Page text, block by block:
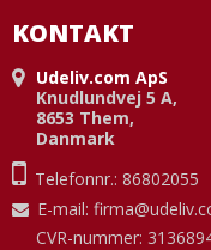
KONTAKT
Udeliv.com ApS
Knudlundvej 5 A,
8653 Them,
Danmark
Telefonnr.: 86802055
E-mail:
CVR-nummer: